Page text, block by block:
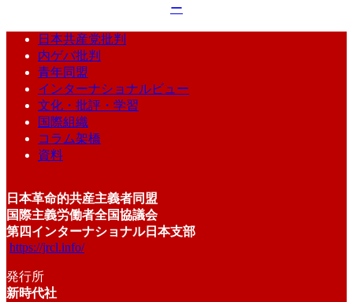
ー
日本共産党批判
内ゲバ批判
青年同盟
インターナショナルビュー
文化・批評・学習
国際組織
コラム架橋
資料
日本革命的共産主義者同盟
国際主義労働者全国協議会
第四インターナショナル日本支部
https://jrcl.info/
発行所
新時代社